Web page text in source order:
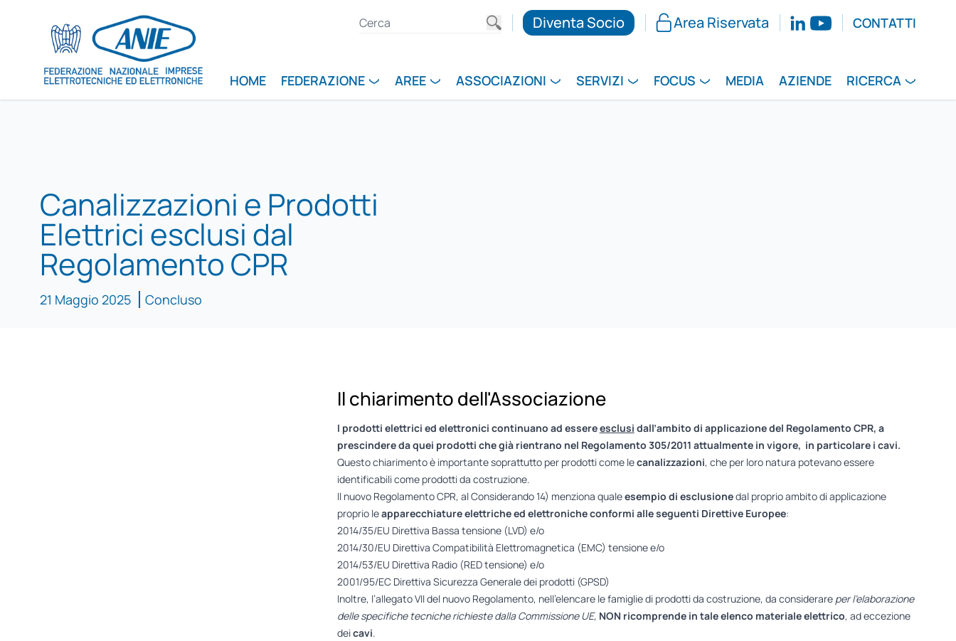
Diventa Socio Area Riservata CONTATTI
HOME FEDERAZIONE AREE ASSOCIAZIONI SERVIZI FOCUS MEDIA AZIENDE RICERCA
Canalizzazioni e Prodotti
Elettrici esclusi dal
Regolamento CPR
21 Maggio 2025 Concluso
Il chiarimento dell'Associazione
I prodotti elettrici ed elettronici continuano ad essereesclusi dall’ambito di applicazione del Regolamento CPR, a
prescindere da quei prodotti che già rientrano nel Regolamento 305/2011 attualmente in vigore, in particolare i cavi.
Questo chiarimento è importante soprattutto per prodotti come lecanalizzazioni, che per loro natura potevano essere
identificabili come prodotti da costruzione.
Il nuovo Regolamento CPR, al Considerando 14) menziona qualeesempio di esclusionedal proprio ambito di applicazione
proprio leapparecchiature elettriche ed elettroniche conformi alle seguenti Direttive Europee:
2014/35/EU Direttiva Bassa tensione (LVD) e/o
2014/30/EU Direttiva Compatibilità Elettromagnetica (EMC) tensione e/o
2014/53/EU Direttiva Radio (RED tensione) e/o
2001/95/EC Direttiva Sicurezza Generale dei prodotti (GPSD)
Inoltre, l’allegato VII del nuovo Regolamento, nell’elencare le famiglie di prodotti da costruzione, da considerare per l’elaborazione
delle specifiche tecniche richieste dalla Commissione UE, NON ricomprende in tale elenco materiale elettrico, ad eccezione
deicavi.